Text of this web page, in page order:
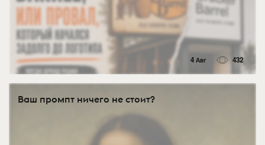
4 Авг 432
Ваш промпт ничего не стоит?